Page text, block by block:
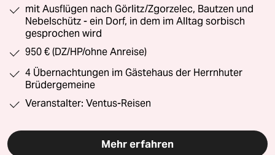
mit Ausflügen nach Görlitz/Zgorzelec, Bautzen und
Nebelschütz - ein Dorf, in dem im Alltag sorbisch
gesprochen wird
950 € (DZ/HP/ohne Anreise)
4 Übernachtungen im Gästehaus der Herrnhuter
Brüdergemeine
Veranstalter: Ventus-Reisen
Mehr erfahren